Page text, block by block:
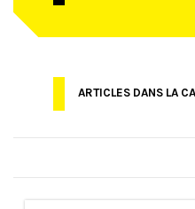
ARTICLES DANS LA